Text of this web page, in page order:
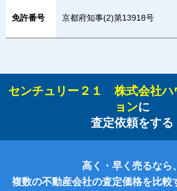
免許番号 京都府知事(2)第13918号
センチュリー２１ 株式会社ハ
ョンに
査定依頼をする
高く・早く売るなら、
複数の不動産会社の査定価格を比較